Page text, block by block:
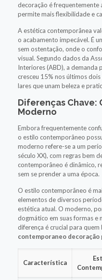
decoração é frequentemente
permite mais flexibilidade e
A estética contemporânea
o acabamento impecável. É
sem ostentação, onde o
visual. Segundo dados da
Interiores (ABD), a demanda
cresceu 15% nos últimos
lares que unam beleza e
Diferenças Chave:
Moderno
Embora frequentemente
o estilo contemporâneo
moderno refere-se a um
século XX), com regras bem
contemporâneo é dinâmico,
sem se prender a uma época.
O estilo contemporâneo é
elementos de diversos
estética atual. O moderno,
dogmático em suas formas e
diferença é crucial para quem
contemporaneo decoração
Característica